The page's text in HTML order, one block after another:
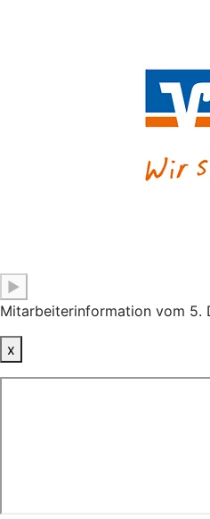
▶
Mitarbeiterinformation vom 5.
x